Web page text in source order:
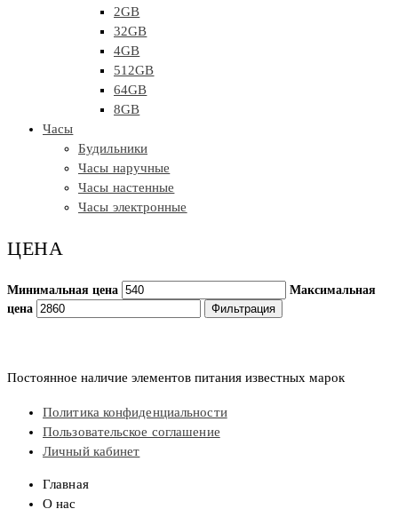
2GB
32GB
4GB
512GB
64GB
8GB
Часы
Будильники
Часы наручные
Часы настенные
Часы электронные
ЦЕНА
Минимальная цена
Максимальная
цена
Фильтрация
Постоянное наличие элементов питания известных марок
Политика конфиденциальности
Пользовательское соглашение
Личный кабинет
Главная
О нас